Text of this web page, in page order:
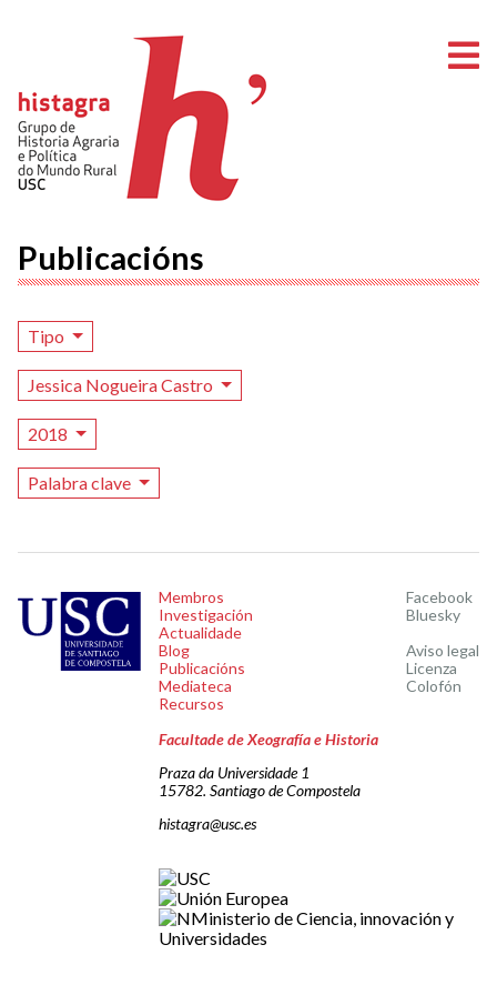
Publicacións
Tipo
Jessica Nogueira Castro
2018
Palabra clave
Membros
Investigación
Actualidade
Blog
Publicacións
Mediateca
Recursos
Facebook
Bluesky
Aviso legal
Licenza
Colofón
Facultade de Xeografía e Historia
Praza da Universidade 1
15782. Santiago de Compostela
histagra@usc.es